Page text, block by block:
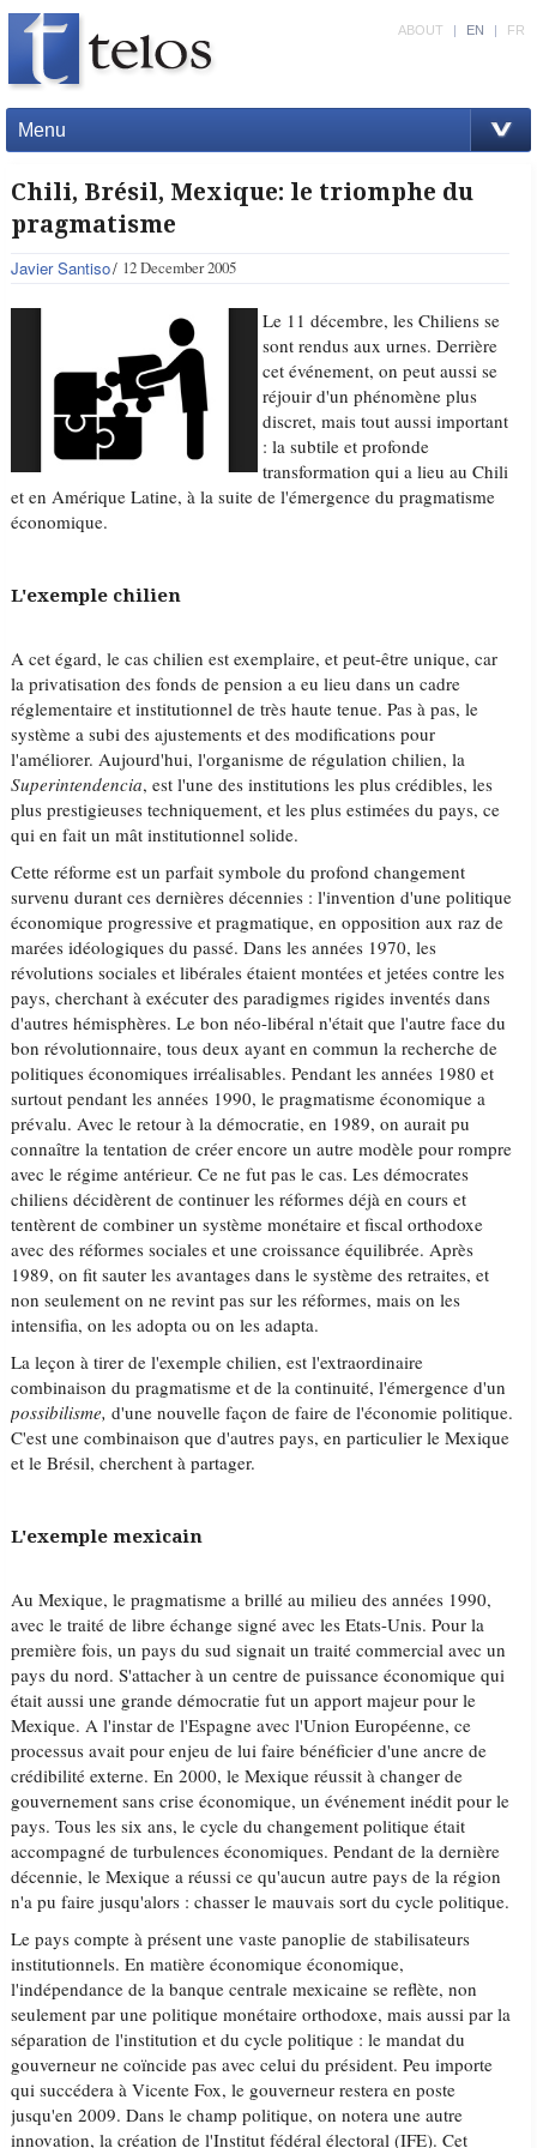
Menu
ABOUT | EN | FR
Chili, Brésil, Mexique: le triomphe du
pragmatisme
Javier Santiso 12 December 2005
Le 11 décembre, les Chiliens se
sont rendus aux urnes. Derrière
cet événement, on peut aussi se
réjouir d'un phénomène plus
discret, mais tout aussi important
: la subtile et profonde
transformation qui a lieu au Chili
et en Amérique Latine, à la suite de l'émergence du pragmatisme
économique.
L'exemple chilien
A cet égard, le cas chilien est exemplaire, et peut-être unique, car
la privatisation des fonds de pension a eu lieu dans un cadre
réglementaire et institutionnel de très haute tenue. Pas à pas, le
système a subi des ajustements et des modifications pour
l'améliorer. Aujourd'hui, l'organisme de régulation chilien, la
Superintendencia, est l'une des institutions les plus crédibles, les
plus prestigieuses techniquement, et les plus estimées du pays, ce
qui en fait un mât institutionnel solide.
Cette réforme est un parfait symbole du profond changement
survenu durant ces dernières décennies : l'invention d'une politique
économique progressive et pragmatique, en opposition aux raz de
marées idéologiques du passé. Dans les années 1970, les
révolutions sociales et libérales étaient montées et jetées contre les
pays, cherchant à exécuter des paradigmes rigides inventés dans
d'autres hémisphères. Le bon néo-libéral n'était que l'autre face du
bon révolutionnaire, tous deux ayant en commun la recherche de
politiques économiques irréalisables. Pendant les années 1980 et
surtout pendant les années 1990, le pragmatisme économique a
prévalu. Avec le retour à la démocratie, en 1989, on aurait pu
connaître la tentation de créer encore un autre modèle pour rompre
avec le régime antérieur. Ce ne fut pas le cas. Les démocrates
chiliens décidèrent de continuer les réformes déjà en cours et
tentèrent de combiner un système monétaire et fiscal orthodoxe
avec des réformes sociales et une croissance équilibrée. Après
1989, on fit sauter les avantages dans le système des retraites, et
non seulement on ne revint pas sur les réformes, mais on les
intensifia, on les adopta ou on les adapta.
La leçon à tirer de l'exemple chilien, est l'extraordinaire
combinaison du pragmatisme et de la continuité, l'émergence d'un
possibilisme, d'une nouvelle façon de faire de l'économie politique.
C'est une combinaison que d'autres pays, en particulier le Mexique
et le Brésil, cherchent à partager.
L'exemple mexicain
Au Mexique, le pragmatisme a brillé au milieu des années 1990,
avec le traité de libre échange signé avec les Etats-Unis. Pour la
première fois, un pays du sud signait un traité commercial avec un
pays du nord. S'attacher à un centre de puissance économique qui
était aussi une grande démocratie fut un apport majeur pour le
Mexique. A l'instar de l'Espagne avec l'Union Européenne, ce
processus avait pour enjeu de lui faire bénéficier d'une ancre de
crédibilité externe. En 2000, le Mexique réussit à changer de
gouvernement sans crise économique, un événement inédit pour le
pays. Tous les six ans, le cycle du changement politique était
accompagné de turbulences économiques. Pendant de la dernière
décennie, le Mexique a réussi ce qu'aucun autre pays de la région
n'a pu faire jusqu'alors : chasser le mauvais sort du cycle politique.
Le pays compte à présent une vaste panoplie de stabilisateurs
institutionnels. En matière économique économique,
l'indépendance de la banque centrale mexicaine se reflète, non
seulement par une politique monétaire orthodoxe, mais aussi par la
séparation de l'institution et du cycle politique : le mandat du
gouverneur ne coïncide pas avec celui du président. Peu importe
qui succédera à Vicente Fox, le gouverneur restera en poste
jusqu'en 2009. Dans le champ politique, on notera une autre
innovation, la création de l'Institut fédéral électoral (IFE). Cet